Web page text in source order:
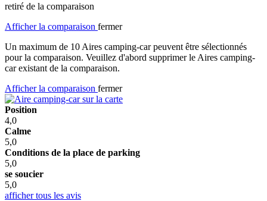
retiré de la comparaison
Afficher la comparaison fermer
Un maximum de 10 Aires camping-car peuvent être sélectionnés
pour la comparaison. Veuillez d'abord supprimer le Aires camping-
car existant de la comparaison.
Afficher la comparaison fermer
Position
4,0
Calme
5,0
Conditions de la place de parking
5,0
se soucier
5,0
afficher tous les avis